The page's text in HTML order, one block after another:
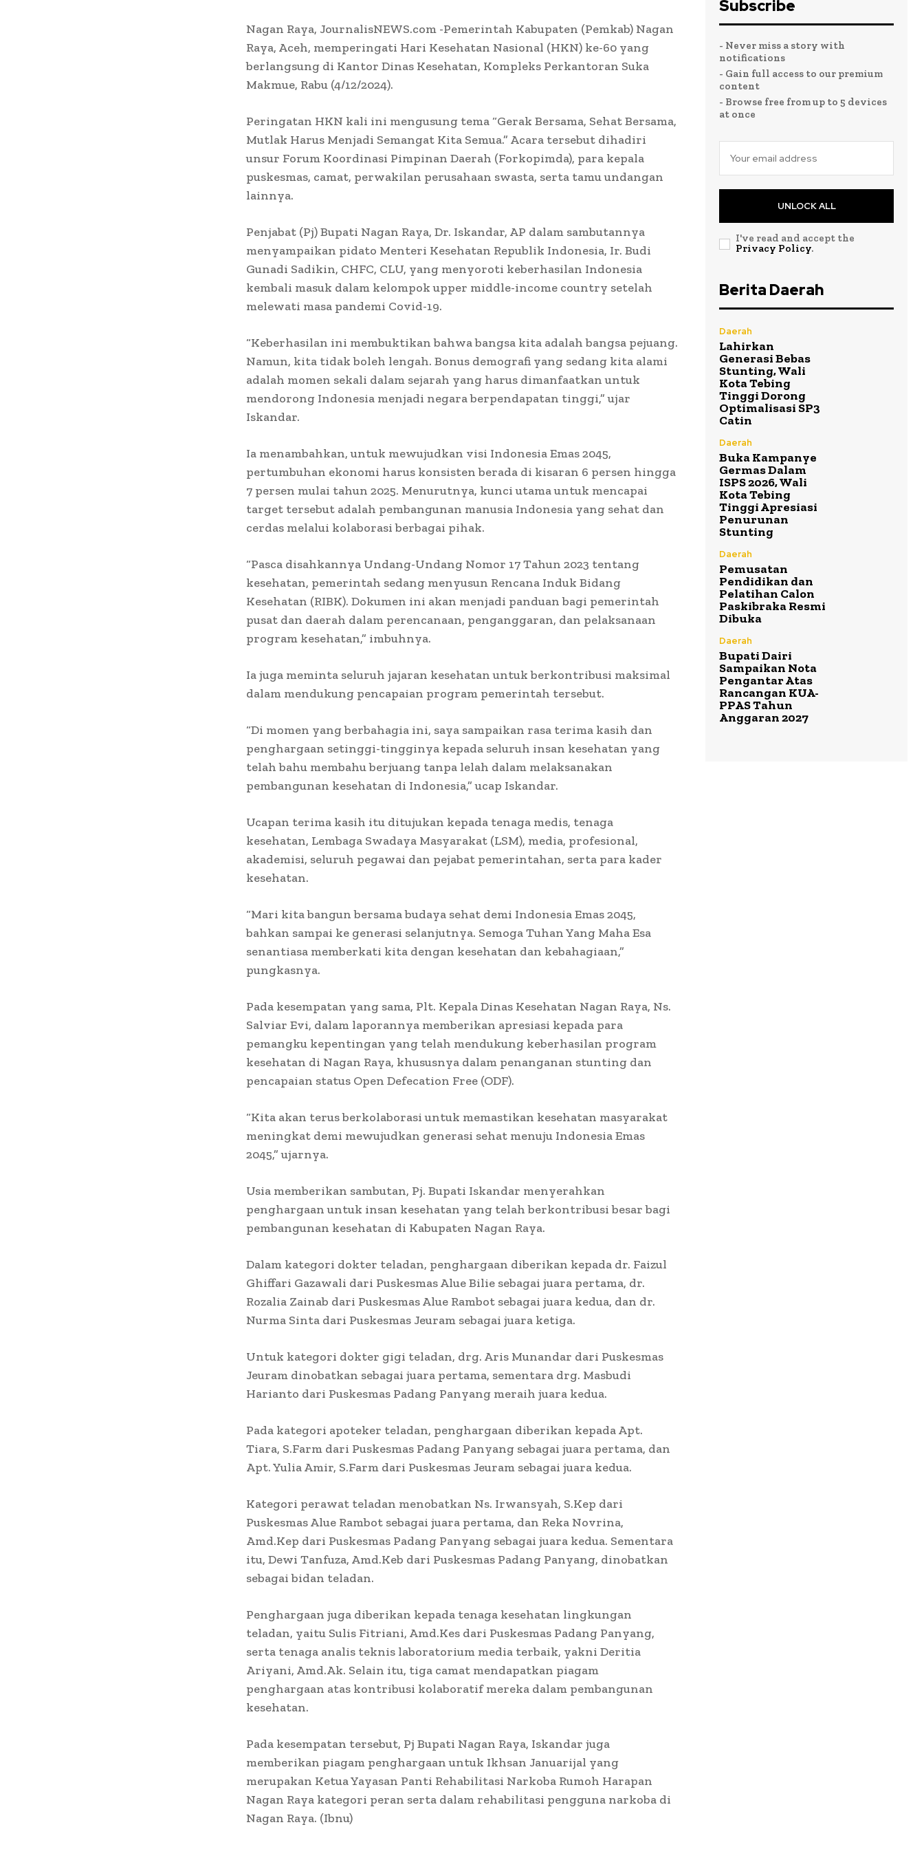
Nagan Raya, JournalisNEWS.com -Pemerintah Kabupaten (Pemkab) Nagan
Raya, Aceh, memperingati Hari Kesehatan Nasional (HKN) ke-60 yang
berlangsung di Kantor Dinas Kesehatan, Kompleks Perkantoran Suka
Makmue, Rabu (4/12/2024).
Peringatan HKN kali ini mengusung tema “Gerak Bersama, Sehat Bersama,
Mutlak Harus Menjadi Semangat Kita Semua.” Acara tersebut dihadiri
unsur Forum Koordinasi Pimpinan Daerah (Forkopimda), para kepala
puskesmas, camat, perwakilan perusahaan swasta, serta tamu undangan
lainnya.
Penjabat (Pj) Bupati Nagan Raya, Dr. Iskandar, AP dalam sambutannya
menyampaikan pidato Menteri Kesehatan Republik Indonesia, Ir. Budi
Gunadi Sadikin, CHFC, CLU, yang menyoroti keberhasilan Indonesia
kembali masuk dalam kelompok upper middle-income country setelah
melewati masa pandemi Covid-19.
“Keberhasilan ini membuktikan bahwa bangsa kita adalah bangsa pejuang.
Namun, kita tidak boleh lengah. Bonus demografi yang sedang kita alami
adalah momen sekali dalam sejarah yang harus dimanfaatkan untuk
mendorong Indonesia menjadi negara berpendapatan tinggi,” ujar
Iskandar.
Ia menambahkan, untuk mewujudkan visi Indonesia Emas 2045,
pertumbuhan ekonomi harus konsisten berada di kisaran 6 persen hingga
7 persen mulai tahun 2025. Menurutnya, kunci utama untuk mencapai
target tersebut adalah pembangunan manusia Indonesia yang sehat dan
cerdas melalui kolaborasi berbagai pihak.
“Pasca disahkannya Undang-Undang Nomor 17 Tahun 2023 tentang
kesehatan, pemerintah sedang menyusun Rencana Induk Bidang
Kesehatan (RIBK). Dokumen ini akan menjadi panduan bagi pemerintah
pusat dan daerah dalam perencanaan, penganggaran, dan pelaksanaan
program kesehatan,” imbuhnya.
Ia juga meminta seluruh jajaran kesehatan untuk berkontribusi maksimal
dalam mendukung pencapaian program pemerintah tersebut.
“Di momen yang berbahagia ini, saya sampaikan rasa terima kasih dan
penghargaan setinggi-tingginya kepada seluruh insan kesehatan yang
telah bahu membahu berjuang tanpa lelah dalam melaksanakan
pembangunan kesehatan di Indonesia,” ucap Iskandar.
Ucapan terima kasih itu ditujukan kepada tenaga medis, tenaga
kesehatan, Lembaga Swadaya Masyarakat (LSM), media, profesional,
akademisi, seluruh pegawai dan pejabat pemerintahan, serta para kader
kesehatan.
“Mari kita bangun bersama budaya sehat demi Indonesia Emas 2045,
bahkan sampai ke generasi selanjutnya. Semoga Tuhan Yang Maha Esa
senantiasa memberkati kita dengan kesehatan dan kebahagiaan,”
pungkasnya.
Pada kesempatan yang sama, Plt. Kepala Dinas Kesehatan Nagan Raya, Ns.
Salviar Evi, dalam laporannya memberikan apresiasi kepada para
pemangku kepentingan yang telah mendukung keberhasilan program
kesehatan di Nagan Raya, khususnya dalam penanganan stunting dan
pencapaian status Open Defecation Free (ODF).
“Kita akan terus berkolaborasi untuk memastikan kesehatan masyarakat
meningkat demi mewujudkan generasi sehat menuju Indonesia Emas
2045,” ujarnya.
Usia memberikan sambutan, Pj. Bupati Iskandar menyerahkan
penghargaan untuk insan kesehatan yang telah berkontribusi besar bagi
pembangunan kesehatan di Kabupaten Nagan Raya.
Dalam kategori dokter teladan, penghargaan diberikan kepada dr. Faizul
Ghiffari Gazawali dari Puskesmas Alue Bilie sebagai juara pertama, dr.
Rozalia Zainab dari Puskesmas Alue Rambot sebagai juara kedua, dan dr.
Nurma Sinta dari Puskesmas Jeuram sebagai juara ketiga.
Untuk kategori dokter gigi teladan, drg. Aris Munandar dari Puskesmas
Jeuram dinobatkan sebagai juara pertama, sementara drg. Masbudi
Harianto dari Puskesmas Padang Panyang meraih juara kedua.
Pada kategori apoteker teladan, penghargaan diberikan kepada Apt.
Tiara, S.Farm dari Puskesmas Padang Panyang sebagai juara pertama, dan
Apt. Yulia Amir, S.Farm dari Puskesmas Jeuram sebagai juara kedua.
Kategori perawat teladan menobatkan Ns. Irwansyah, S.Kep dari
Puskesmas Alue Rambot sebagai juara pertama, dan Reka Novrina,
Amd.Kep dari Puskesmas Padang Panyang sebagai juara kedua. Sementara
itu, Dewi Tanfuza, Amd.Keb dari Puskesmas Padang Panyang, dinobatkan
sebagai bidan teladan.
Penghargaan juga diberikan kepada tenaga kesehatan lingkungan
teladan, yaitu Sulis Fitriani, Amd.Kes dari Puskesmas Padang Panyang,
serta tenaga analis teknis laboratorium media terbaik, yakni Deritia
Ariyani, Amd.Ak. Selain itu, tiga camat mendapatkan piagam
penghargaan atas kontribusi kolaboratif mereka dalam pembangunan
kesehatan.
Pada kesempatan tersebut, Pj Bupati Nagan Raya, Iskandar juga
memberikan piagam penghargaan untuk Ikhsan Januarijal yang
merupakan Ketua Yayasan Panti Rehabilitasi Narkoba Rumoh Harapan
Nagan Raya kategori peran serta dalam rehabilitasi pengguna narkoba di
Nagan Raya. (Ibnu)
Subscribe
- Never miss a story with
notifications
- Gain full access to our premium
content
- Browse free from up to 5 devices
at once
UNLOCK ALL
I've read and accept the
Privacy Policy.
Berita Daerah
Daerah
Lahirkan
Generasi Bebas
Stunting, Wali
Kota Tebing
Tinggi Dorong
Optimalisasi SP3
Catin
Daerah
Buka Kampanye
Germas Dalam
ISPS 2026, Wali
Kota Tebing
Tinggi Apresiasi
Penurunan
Stunting
Daerah
Pemusatan
Pendidikan dan
Pelatihan Calon
Paskibraka Resmi
Dibuka
Daerah
Bupati Dairi
Sampaikan Nota
Pengantar Atas
Rancangan KUA-
PPAS Tahun
Anggaran 2027